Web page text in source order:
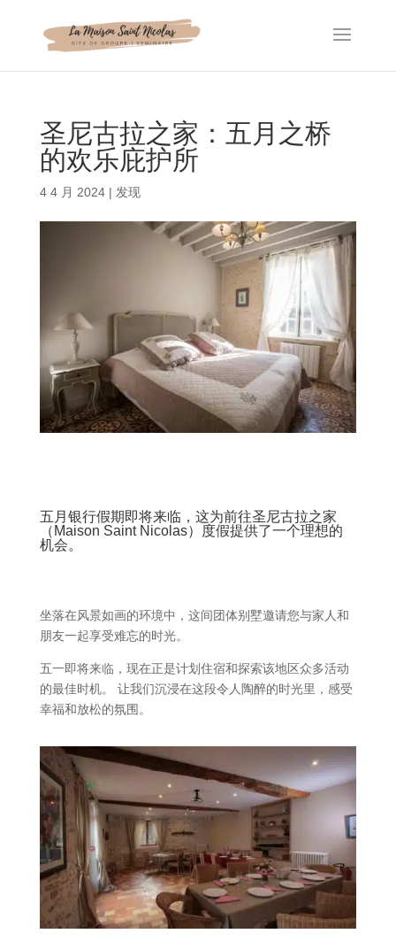
圣尼古拉之家：五月之桥
的欢乐庇护所
4 4 月 2024| 发现
五月银行假期即将来临，这为前往圣尼古拉之家
（Maison Saint Nicolas）度假提供了一个理想的
机会。
坐落在风景如画的环境中，这间团体别墅邀请您与家人和
朋友一起享受难忘的时光。
五一即将来临，现在正是计划住宿和探索该地区众多活动
的最佳时机。 让我们沉浸在这段令人陶醉的时光里，感受
幸福和放松的氛围。